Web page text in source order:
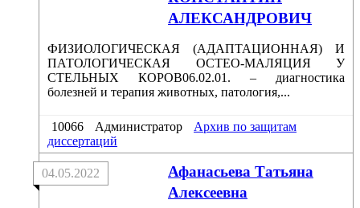
АЛЕКСАНДРОВИЧ
ФИЗИОЛОГИЧЕСКАЯ (АДАПТАЦИОННАЯ) И
ПАТОЛОГИЧЕСКАЯ ОСТЕО-МАЛЯЦИЯ У
СТЕЛЬНЫХ КОРОВ06.02.01. – диагностика
болезней и терапия животных, патология,...
10066 Администратор
Архив по защитам
диссертаций
Афанасьева Татьяна
Алексеевна
04.05.2022